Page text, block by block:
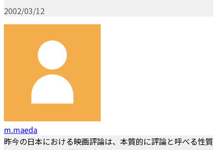
2002/03/12
m.maeda
昨今の日本における映画評論は、本質的に評論と呼べる性質